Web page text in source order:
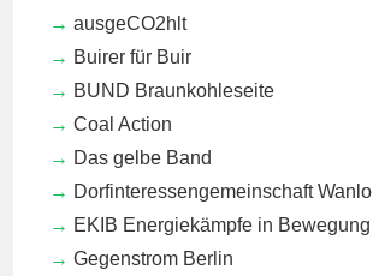
ausgeCO2hlt
Buirer für Buir
BUND Braunkohleseite
Coal Action
Das gelbe Band
Dorfinteressengemeinschaft Wanlo
EKIB Energiekämpfe in Bewegung
Gegenstrom Berlin